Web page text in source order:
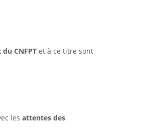
CNFPTet à ce titre sont
les attentes des